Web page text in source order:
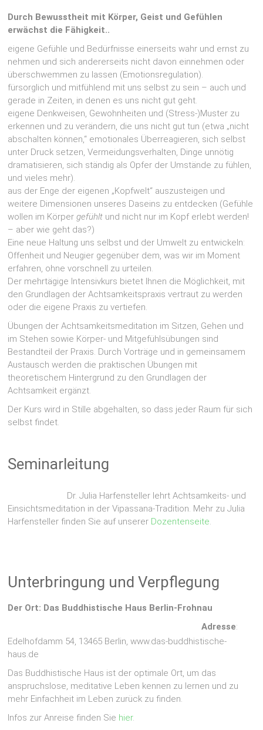
Durch Bewusstheit mit Körper, Geist und Gefühlen
erwächst die Fähigkeit..
eigene Gefühle und Bedürfnisse einerseits wahr und ernst zu
nehmen und sich andererseits nicht davon einnehmen oder
überschwemmen zu lassen (Emotionsregulation).
fürsorglich und mitfühlend mit uns selbst zu sein – auch und
gerade in Zeiten, in denen es uns nicht gut geht.
eigene Denkweisen, Gewohnheiten und (Stress-)Muster zu
erkennen und zu verändern, die uns nicht gut tun (etwa „nicht
abschalten können,“ emotionales Überreagieren, sich selbst
unter Druck setzen, Vermeidungsverhalten, Dinge unnötig
dramatisieren, sich ständig als Opfer der Umstände zu fühlen,
und vieles mehr).
aus der Enge der eigenen „Kopfwelt“ auszusteigen und
weitere Dimensionen unseres Daseins zu entdecken (Gefühle
wollen im Körpergefühlt und nicht nur im Kopf erlebt werden!
– aber wie geht das?)
Eine neue Haltung uns selbst und der Umwelt zu entwickeln:
Offenheit und Neugier gegenüber dem, was wir im Moment
erfahren, ohne vorschnell zu urteilen.
Der mehrtägige Intensivkurs bietet Ihnen die Möglichkeit, mit
den Grundlagen der Achtsamkeitspraxis vertraut zu werden
oder die eigene Praxis zu vertiefen.
Übungen der Achtsamkeitsmeditation im Sitzen, Gehen und
im Stehen sowie Körper- und Mitgefühlsübungen sind
Bestandteil der Praxis. Durch Vorträge und in gemeinsamem
Austausch werden die praktischen Übungen mit
theoretischem Hintergrund zu den Grundlagen der
Achtsamkeit ergänzt.
Der Kurs wird in Stille abgehalten, so dass jeder Raum für sich
selbst findet.
Seminarleitung
Dr. Julia Harfensteller lehrt Achtsamkeits- und
Einsichtsmeditation in der Vipassana-Tradition. Mehr zu Julia
Harfensteller finden Sie auf unserer Dozentenseite.
Unterbringung und Verpflegung
Der Ort: Das Buddhistische Haus Berlin-Frohnau
Adresse:
Edelhofdamm 54, 13465 Berlin, www.das-buddhistische-
haus.de
Das Buddhistische Haus ist der optimale Ort, um das
anspruchslose, meditative Leben kennen zu lernen und zu
mehr Einfachheit im Leben zurück zu finden.
Infos zur Anreise finden Sie hier.